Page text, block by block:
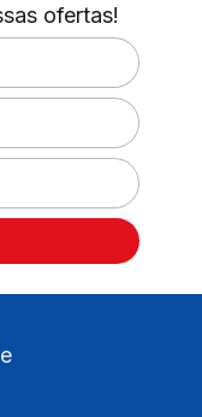
ofertas!